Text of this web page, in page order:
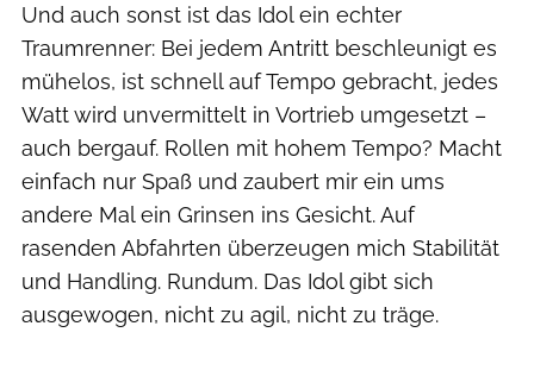
Und auch sonst ist das Idol ein echter
Traumrenner: Bei jedem Antritt beschleunigt es
mühelos, ist schnell auf Tempo gebracht, jedes
Watt wird unvermittelt in Vortrieb umgesetzt –
auch bergauf. Rollen mit hohem Tempo? Macht
einfach nur Spaß und zaubert mir ein ums
andere Mal ein Grinsen ins Gesicht. Auf
rasenden Abfahrten überzeugen mich Stabilität
und Handling. Rundum. Das Idol gibt sich
ausgewogen, nicht zu agil, nicht zu träge.